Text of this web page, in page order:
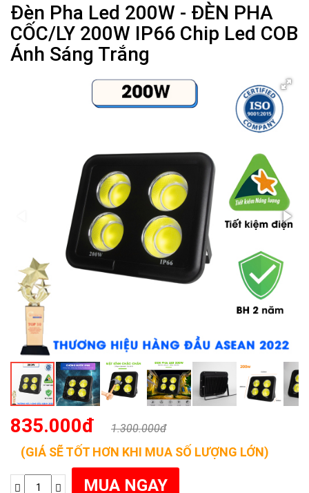
Đèn Pha Led 200W - ĐÈN PHA
CỐC/LY 200W IP66 Chip Led COB
Ánh Sáng Trắng
835.000đ 1.300.000đ
(GIÁ SẼ TỐT HƠN KHI MUA SỐ LƯỢNG LỚN)